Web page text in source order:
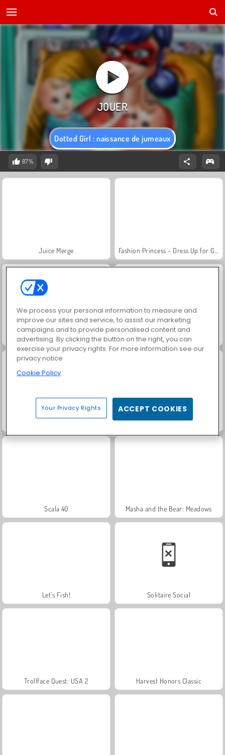
Dotted Girl : naissance de jumeaux
87%
Juice Merge
Grand Mahjong Connect Jewel Garden Story
Royal Story
Scala 40 Masha and the Bear: Meadows
Let's Fish! Solitaire Social
Trollface Quest: USA 2 Harvest Honors Classic
We process your personal information to measure and
improve our sites and service, to assist our marketing
campaigns and to provide personalised content and
advertising. By clicking the button on the right, you can
exercise your privacy rights. For more information see our
privacy notice
Cookie Policy
Your Privacy Rights ACCEPT COOKIES